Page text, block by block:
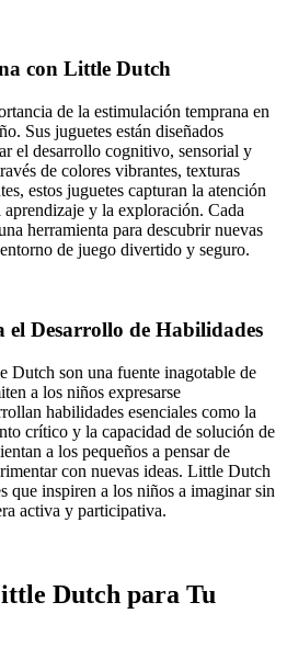
con Little Dutch
de la estimulación temprana en
Sus juguetes están diseñados
el desarrollo cognitivo, sensorial y
de colores vibrantes, texturas
estos juguetes capturan la atención
y la exploración. Cada
herramienta para descubrir nuevas
de juego divertido y seguro.
el Desarrollo de Habilidades
Dutch son una fuente inagotable de
a los niños expresarse
habilidades esenciales como la
crítico y la capacidad de solución de
a los pequeños a pensar de
con nuevas ideas. Little Dutch
que inspiren a los niños a imaginar sin
activa y participativa.
Dutch para Tu